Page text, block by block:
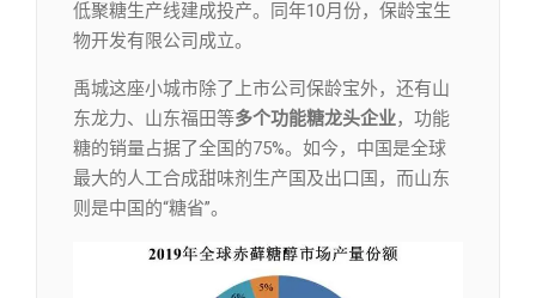
低聚糖生产线建成投产。同年10月份，保龄宝生
物开发有限公司成立。
禹城这座小城市除了上市公司保龄宝外，还有山
东龙力、山东福田等多个功能糖龙头企业，功能
糖的销量占据了全国的75%。如今，中国是全球
最大的人工合成甜味剂生产国及出口国，而山东
则是中国的“糖省”。